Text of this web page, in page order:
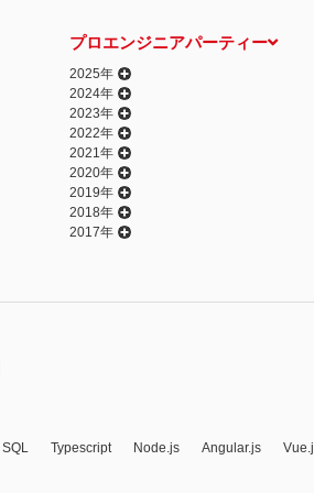
プロエンジニアパーティー
2025年
2024年
2023年
2022年
2021年
2020年
2019年
2018年
2017年
SQL Typescript Node.js Angular.js